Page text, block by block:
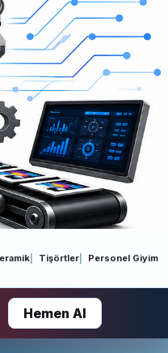
Tişörtler Personel Giyim
Hemen Al